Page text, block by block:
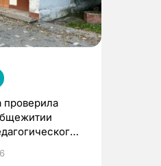
проверила